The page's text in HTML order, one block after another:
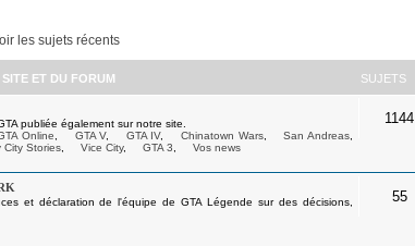
les sujets récents
ET DU FORUM SUJETS
publiée également sur notre site.
Online GTA V, GTA IV, Chinatown Wars, San Andreas
City Stories Vice City, GTA 3 Vos news
1144
et déclaration de l'équipe de GTA Légende sur des décisions,
55